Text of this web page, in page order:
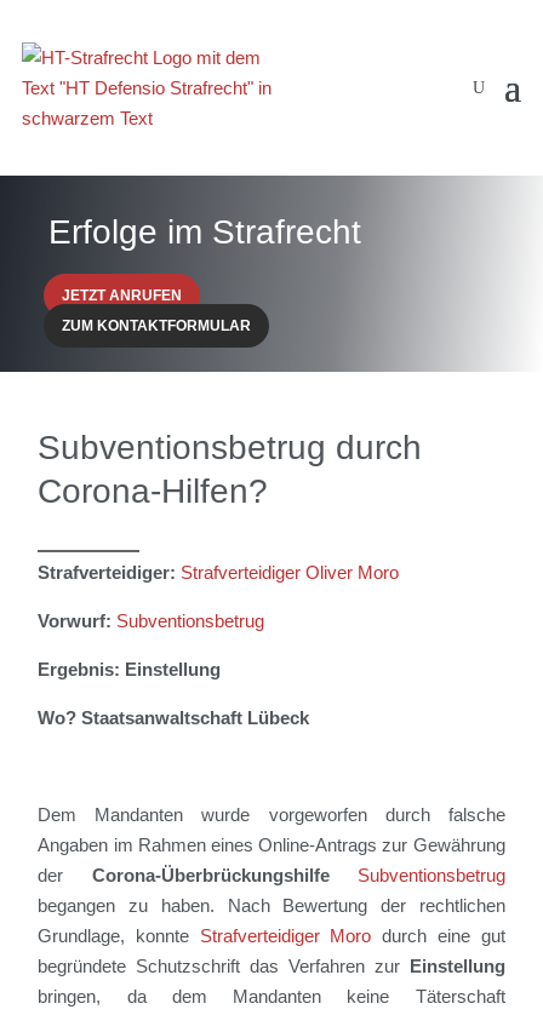
Erfolge im Strafrecht
JETZT ANRUFEN
ZUM KONTAKTFORMULAR
Subventionsbetrug durch
Corona-Hilfen?
Strafverteidiger: Strafverteidiger Oliver Moro
Vorwurf: Subventionsbetrug
Ergebnis: Einstellung
Wo? Staatsanwaltschaft Lübeck
Dem Mandanten wurde vorgeworfen durch falsche
Angaben im Rahmen eines Online-Antrags zur Gewährung
der Corona-Überbrückungshilfe
Subventionsbetrug
begangen zu haben. Nach Bewertung der rechtlichen
Grundlage, konnte Strafverteidiger Moro durch eine gut
begründete Schutzschrift das Verfahren zur Einstellung
bringen, da dem Mandanten keine Täterschaft